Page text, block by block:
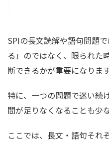
SPIの長文読解や語句問題
る」のではなく、限られた
断できるかが重要になります
特に、一つの問題で迷い続
間が足りなくなることも少
ここでは、長文・語句それ